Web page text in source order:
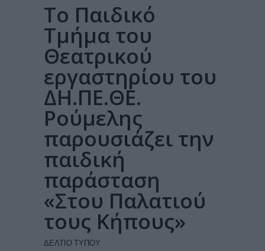
Το Παιδικό
Τμήμα του
Θεατρικού
εργαστηρίου του
ΔΗ.ΠΕ.ΘΕ.
Ρούμελης
παρουσιάζει την
παιδική
παράσταση
«Στου Παλατιού
τους Κήπους»
ΔΕΛΤΊΟ ΤΎΠΟΥ